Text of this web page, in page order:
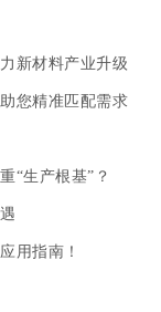
新材料产业升级
您精准匹配需求
“生产根基”？
用指南！